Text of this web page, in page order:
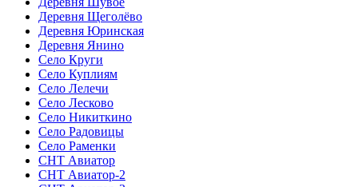
Деревня Щеголёво
Деревня Юринская
Деревня Янино
Село Круги
Село Куплиям
Село Лелечи
Село Лесково
Село Никиткино
Село Радовицы
Село Раменки
СНТ Авиатор
СНТ Авиатор-2